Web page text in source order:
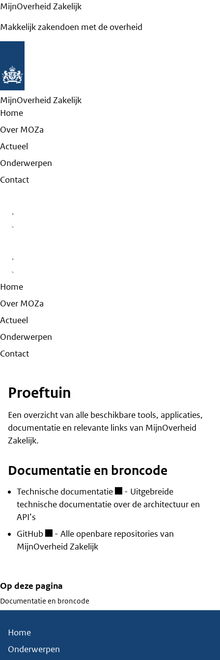
MijnOverheid Zakelijk
Makkelijk zakendoen met de overheid
MijnOverheid Zakelijk
Home
Over MOZa
Actueel
Onderwerpen
Contact
Home
Over MOZa
Actueel
Onderwerpen
Contact
Proeftuin
Een overzicht van alle beschikbare tools, applicaties,
documentatie en relevante links van MijnOverheid
Zakelijk.
Documentatie en broncode
Technische documentatie
- Uitgebreide
technische documentatie over de architectuur en
API’s
GitHub
- Alle openbare repositories van
MijnOverheid Zakelijk
Op deze pagina
Documentatie en broncode
Home
Onderwerpen